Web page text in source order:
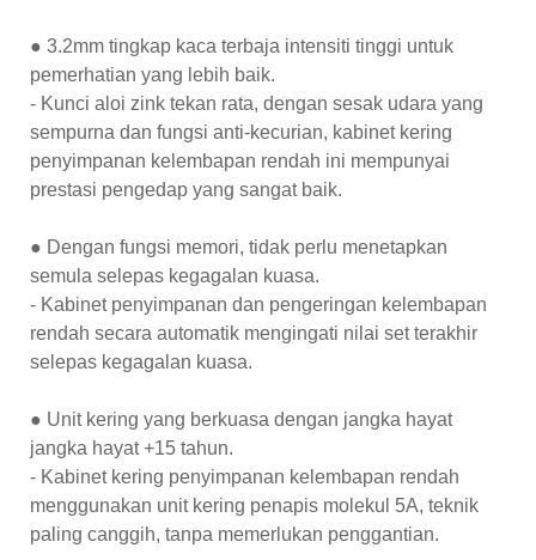
● 3.2mm tingkap kaca terbaja intensiti tinggi untuk
pemerhatian yang lebih baik.
- Kunci aloi zink tekan rata, dengan sesak udara yang
sempurna dan fungsi anti-kecurian, kabinet kering
penyimpanan kelembapan rendah ini mempunyai
prestasi pengedap yang sangat baik.
● Dengan fungsi memori, tidak perlu menetapkan
semula selepas kegagalan kuasa.
- Kabinet penyimpanan dan pengeringan kelembapan
rendah secara automatik mengingati nilai set terakhir
selepas kegagalan kuasa.
● Unit kering yang berkuasa dengan jangka hayat
jangka hayat +15 tahun.
- Kabinet kering penyimpanan kelembapan rendah
menggunakan unit kering penapis molekul 5A, teknik
paling canggih, tanpa memerlukan penggantian.